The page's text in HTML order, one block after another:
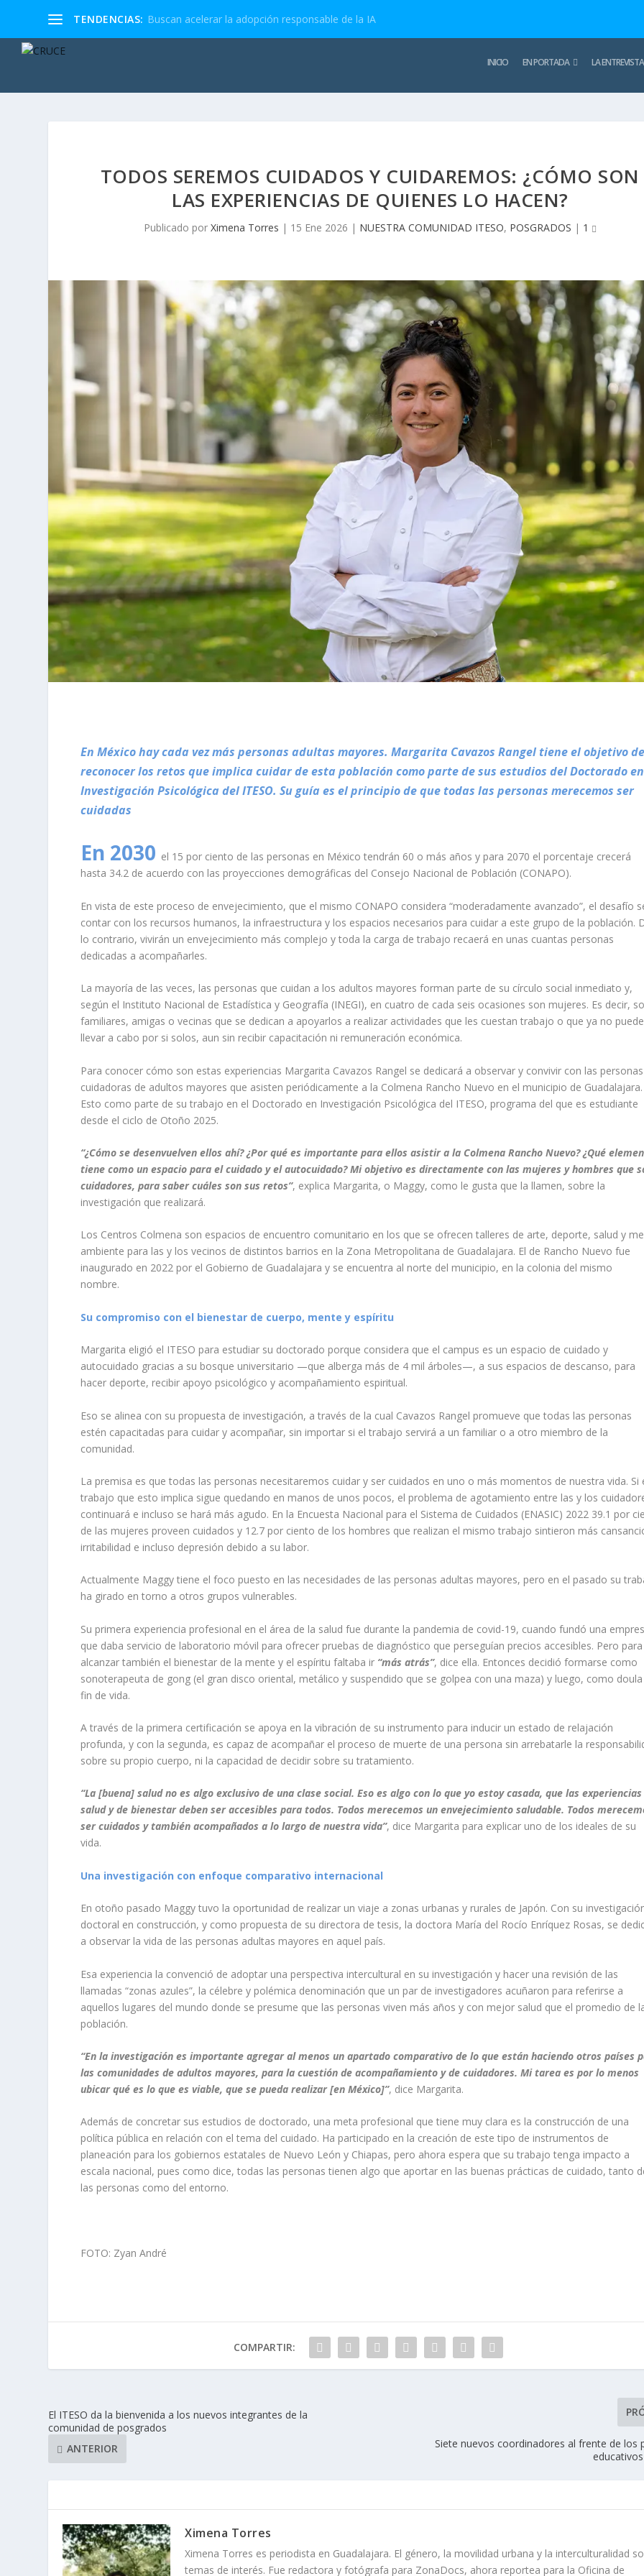
TENDENCIAS: Buscan acelerar la adopción responsable de la IA
INICIO EN PORTADA LA ENTREVISTA
TODOS SEREMOS CUIDADOS Y CUIDAREMOS: ¿CÓMO SON
LAS EXPERIENCIAS DE QUIENES LO HACEN?
Publicado por Ximena Torres | 15 Ene 2026 | NUESTRA COMUNIDAD ITESO, POSGRADOS | 1
En México hay cada vez más personas adultas mayores. Margarita Cavazos Rangel tiene el objetivo de
reconocerlos retos que implica cuidar de esta población como parte de sus estudios del Doctorado en
Investigación Psicológica del ITESO. Su guía es el principio de que todas las personas merecemos ser
cuidadas
En 2030 el 15 por ciento de las personas en México tendrán 60 o más años y para 2070 el porcentaje crecerá
hasta 34.2 de acuerdo con las proyecciones demográficas del Consejo Nacional de Población (CONAPO).
En vista de este proceso de envejecimiento, que el mismo CONAPO considera “moderadamente avanzado”, el desafío
contar con los recursos humanos, la infraestructura y los espacios necesarios para cuidar a este grupo de la población.
lo contrario, vivirán un envejecimiento más complejo y toda la carga de trabajo recaerá en unas cuantas personas
dedicadas a acompañarles.
La mayoría de las veces, las personas que cuidan a los adultos mayores forman parte de su círculo social inmediato y,
según el Instituto Nacional de Estadística y Geografía (INEGI), en cuatro de cada seis ocasiones son mujeres. Es decir,
familiares, amigas o vecinas que se dedican a apoyarlos a realizar actividades que les cuestan trabajo o que ya no
llevar a cabo por si solos, aun sin recibir capacitación ni remuneración económica.
Para conocer cómo son estas experiencias Margarita Cavazos Rangel se dedicará a observar y convivir con las personas
cuidadoras de adultos mayores que asisten periódicamente a la Colmena Rancho Nuevo en el municipio de Guadalajara.
Esto como parte de su trabajo en el Doctorado en Investigación Psicológica del ITESO, programa del que es estudiante
desde el ciclo de Otoño 2025.
“¿Cómo se desenvuelven ellos ahí? ¿Por qué es importante para ellos asistir a la Colmena Rancho Nuevo? ¿Qué
tiene como un espacio para el cuidado y el autocuidado? Mi objetivo es directamente con las mujeres y hombres que
cuidadores, para saber cuáles son sus retos”, explica Margarita, o Maggy, como le gusta que la llamen, sobre la
investigación que realizará.
Los Centros Colmena son espacios de encuentro comunitario en los que se ofrecen talleres de arte, deporte, salud y
ambiente para las y los vecinos de distintos barrios en la Zona Metropolitana de Guadalajara. El de Rancho Nuevo fue
inaugurado en 2022por el Gobierno de Guadalajara y se encuentra al norte del municipio, en la colonia del mismo
nombre.
Su compromiso con el bienestar de cuerpo, mente y espíritu
Margarita eligió el ITESO para estudiar su doctorado porque considera que el campus es un espacio de cuidado y
autocuidado gracias a su bosque universitario —que alberga más de 4 mil árboles—, a sus espacios de descanso, para
hacer deporte, recibir apoyo psicológico y acompañamiento espiritual.
Eso se alinea con su propuesta de investigación, a través de la cual Cavazos Rangel promueve que todas las personas
estén capacitadas para cuidar y acompañar, sin importar si el trabajo servirá a un familiar o a otro miembro de la
comunidad.
La premisa es que todas las personas necesitaremos cuidar y ser cuidados en uno o más momentos de nuestra vida. Si
trabajo que esto implica sigue quedando en manos de unos pocos, el problema de agotamiento entre las y los
continuará e incluso se hará más agudo. En la Encuesta Nacional para el Sistema de Cuidados (ENASIC) 202239.1 por
de las mujeres proveen cuidados y 12.7 por ciento de los hombres que realizan el mismo trabajo sintieron más
irritabilidad e incluso depresión debido a su labor.
Actualmente Maggy tiene el foco puesto en las necesidades de las personas adultas mayores, pero en el pasado su
ha girado en torno a otros grupos vulnerables.
Su primera experiencia profesional en el área de la salud fue durante la pandemia de covid-19, cuando fundó una
que daba servicio de laboratorio móvil para ofrecer pruebas de diagnóstico que perseguían precios accesibles. Pero para
alcanzar también el bienestar de la mente y el espíritu faltaba ir “más atrás”, dice ella. Entonces decidió formarse como
sonoterapeuta de gong (el gran disco oriental, metálico y suspendido que se golpea con una maza) y luego, como doula
fin de vida.
A través de la primera certificación se apoya en la vibración de su instrumento para inducir un estado de relajación
profunda, y con la segunda, es capaz de acompañar el proceso de muerte de una persona sin arrebatarle la
sobre su propio cuerpo, ni la capacidad de decidir sobre su tratamiento.
“La [buena] salud no es algo exclusivo de una clase social. Eso es algo con lo que yo estoy casada, que las
salud y de bienestar deben ser accesibles para todos. Todos merecemos un envejecimiento saludable. Todos
ser cuidados y también acompañados a lo largo de nuestra vida”, dice Margarita para explicar uno de los ideales de su
vida.
Una investigación con enfoque comparativo internacional
En otoño pasado Maggy tuvo la oportunidad de realizar un viaje a zonas urbanas y rurales de Japón. Con su
doctoral en construcción, y como propuesta de su directora de tesis, la doctora María del Rocío Enríquez Rosas, se
a observar la vida de las personas adultas mayores en aquel país.
Esa experiencia la convenció de adoptar una perspectiva intercultural en su investigación y hacer una revisión de las
llamadas “zonas azules”, la célebre y polémica denominación que un par de investigadores acuñaron para referirse a
aquellos lugares del mundo donde se presume que las personas viven más años y con mejor salud que el promedio de
población.
“En la investigación es importante agregar al menos un apartado comparativo de lo que están haciendo otros países
las comunidades de adultos mayores, para la cuestión de acompañamiento y de cuidadores. Mi tarea es por lo menos
ubicar qué es lo que es viable, que se pueda realizar [en México]”, dice Margarita.
Además de concretar sus estudios de doctorado, una meta profesional que tiene muy clara es la construcción de una
política pública en relación con el tema del cuidado. Ha participado en la creación de este tipo de instrumentos de
planeación para los gobiernos estatales de Nuevo León y Chiapas, pero ahora espera que su trabajo tenga impacto a
escala nacional, pues como dice, todas las personas tienen algo que aportar en las buenas prácticas de cuidado, tanto
las personas como del entorno.
FOTO: Zyan André
COMPARTIR:
El ITESO da la bienvenida a los nuevos integrantes de la
comunidad de posgrados
ANTERIOR
Siete nuevos coordinadores al frente de los
Ximena Torres
Ximena Torres es periodista en Guadalajara. El género, la movilidad urbana y la interculturalidad
temas de interés. Fue redactora y fotógrafa para ZonaDocs, ahora reportea para la Oficina de